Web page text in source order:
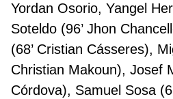
Yordan Osorio, Yangel
Soteldo (96’ Jhon
(68’ Cristian Cásseres),
Christian Makoun), Josef
Córdova), Samuel Sosa